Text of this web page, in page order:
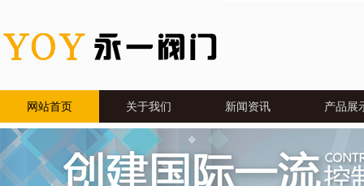
网站首页 关于我们 新闻资讯 产品展